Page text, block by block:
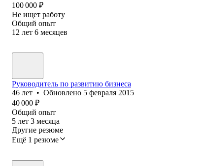
100 000 ₽
Не ищет работу
Общий опыт
12 лет 6 месяцев
Руководитель по развитию бизнеса
46 лет • Обновлено 5 февраля 2015
40 000 ₽
Общий опыт
5 лет 3 месяца
Другие резюме
Ещё 1 резюме